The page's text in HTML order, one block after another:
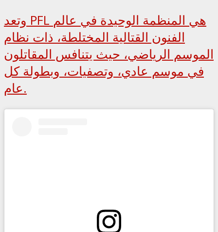
وتعد PFL هي المنظمة الوحيدة في عالم
الفنون القتالية المختلطة، ذات نظام
الموسم الرياضي، حيث يتنافس المقاتلون
في موسم عادي، وتصفيات، وبطولة كل
عام.